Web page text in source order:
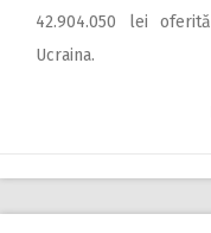
42.904.050 lei
Ucraina.